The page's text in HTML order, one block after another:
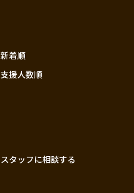
中国
新着順
支援人数順
スタッフに相談する